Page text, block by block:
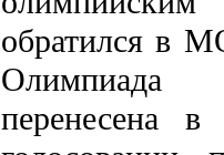
обратился в
перенесена